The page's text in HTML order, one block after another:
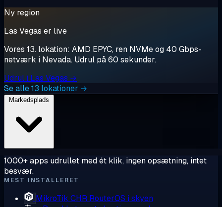
Ny region
Las Vegas er live
Vores 13. lokation: AMD EPYC, ren NVMe og 40 Gbps-
netværk i Nevada. Udrul på 60 sekunder.
Udrul i Las Vegas →
Se alle 13 lokationer →
1000+ apps udrullet med ét klik, ingen opsætning, intet
besvær.
MEST INSTALLERET
MikroTik CHR RouterOS i skyen